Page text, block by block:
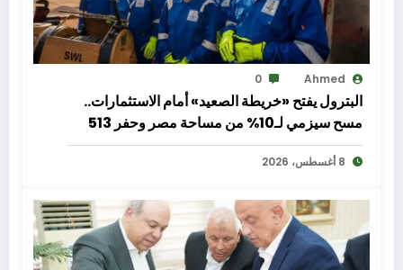
Ahmed
0
البترول يفتح «خريطة الصعيد» أمام الاستثمارات..
مسح سيزمي لـ10% من مساحة مصر وحفر 513
بئرًا لتعزيز الإنتاج والاستكشاف
8 أغسطس، 2026